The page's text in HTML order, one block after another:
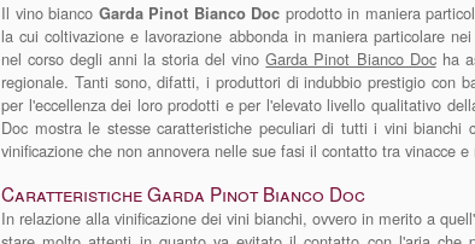
Il vino bianco Garda Pinot Bianco Doc prodotto in maniera
la cui coltivazione e lavorazione abbonda in maniera particolare
nel corso degli anni la storia del vinoGarda Pinot Bianco Docha
regionale. Tanti sono, difatti, i produttori di indubbio prestigio con
per l'eccellenza dei loro prodotti e per l'elevato livello qualitativo
Doc mostra le stesse caratteristiche peculiari di tutti i vini
vinificazione che non annovera nelle sue fasi il contatto tra vinacce
Caratteristiche Garda Pinot Bianco Doc
In relazione alla vinificazione dei vini bianchi, ovvero in merito a